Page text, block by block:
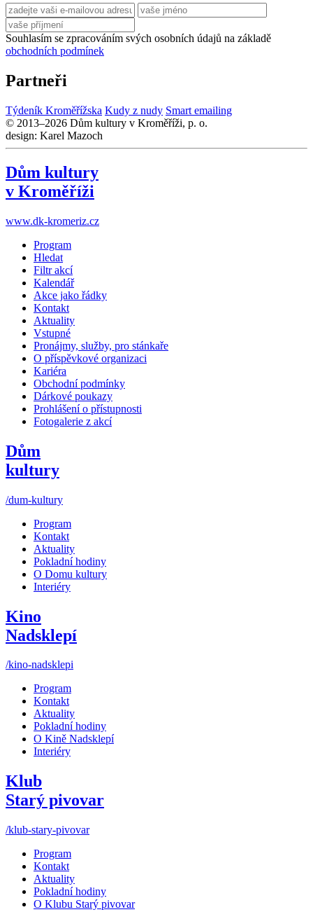
Souhlasím se zpracováním svých osobních údajů na základě
obchodních podmínek
Partneři
Týdeník Kroměřížska Kudy z nudy Smart emailing
© 2013–2026 Dům kultury v Kroměříži, p. o.
design: Karel Mazoch
Dům kultury
v Kroměříži
www.dk-kromeriz.cz
Program
Hledat
Filtr akcí
Kalendář
Akce jako řádky
Kontakt
Aktuality
Vstupné
Pronájmy, služby, pro stánkaře
O příspěvkové organizaci
Kariéra
Obchodní podmínky
Dárkové poukazy
Prohlášení o přístupnosti
Fotogalerie z akcí
Dům
kultury
/dum-kultury
Program
Kontakt
Aktuality
Pokladní hodiny
O Domu kultury
Interiéry
Kino
Nadsklepí
/kino-nadsklepi
Program
Kontakt
Aktuality
Pokladní hodiny
O Kině Nadsklepí
Interiéry
Klub
Starý pivovar
/klub-stary-pivovar
Program
Kontakt
Aktuality
Pokladní hodiny
O Klubu Starý pivovar